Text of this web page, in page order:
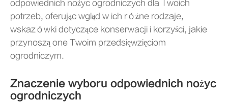
odpowiednich nożyc ogrodniczych dla Twoich
potrzeb, oferując wgląd w ich różne rodzaje,
wskazówki dotyczące konserwacji i korzyści, jakie
przynoszą one Twoim przedsięwzięciom
ogrodniczym.
Znaczenie wyboru odpowiednich nożyc
ogrodniczych